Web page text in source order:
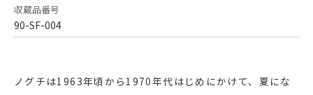
収蔵品番号
90-SF-004
ノグチは1963年頃から1970年代はじめにかけて、夏にな